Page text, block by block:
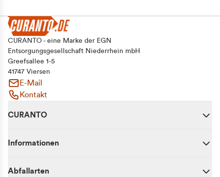
CURANTO - eine Marke der EGN
Entsorgungsgesellschaft Niederrhein mbH
Greefsallee 1-5
41747 Viersen
E-Mail
Kontakt
CURANTO
Informationen
Abfallarten